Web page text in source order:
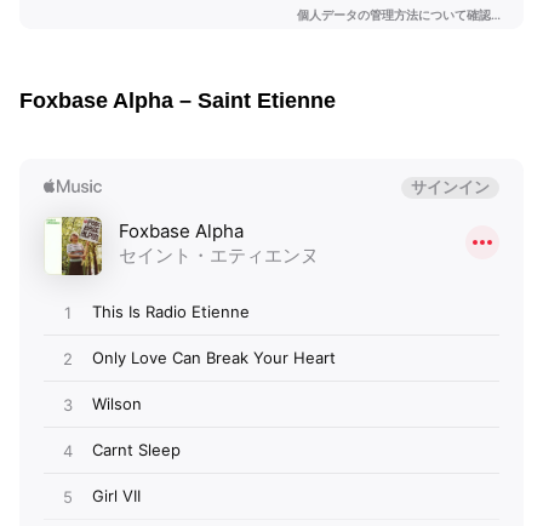
Foxbase Alpha – Saint Etienne